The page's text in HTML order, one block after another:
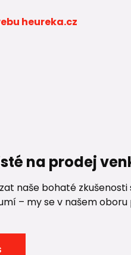
heureka.cz
na prodej
naše bohaté
– my se v našem